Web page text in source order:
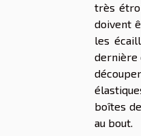
très
doivent
les
dernière
boîtes
au bout.